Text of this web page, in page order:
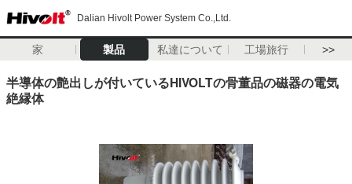
Dalian Hivolt Power System Co.,Ltd.
家 製品 私達について 工場旅行 >>
半導体の艶出しが付いているHIVOLTの骨董品の磁器の電気
絶縁体